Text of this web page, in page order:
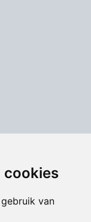
cookies
van